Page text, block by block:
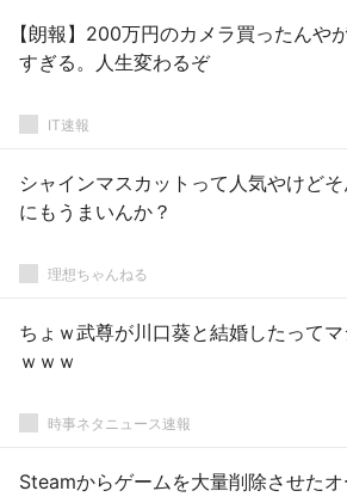
【朗報】200万円のカメラ買ったんや
すぎる。人生変わるぞ
IT速報
シャインマスカットって人気やけど
にもうまいんか？
理想ちゃんねる
ちょｗ武尊が川口葵と結婚したって
ｗｗｗ
時事ネタニュース速報
Steamからゲームを大量削除させた